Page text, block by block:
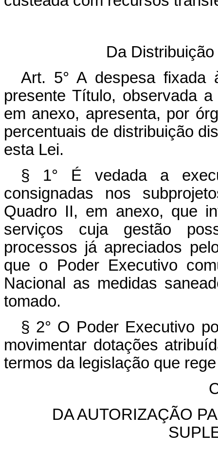
Da
Art. 5° A despesa fixada
presente Título, observada
em anexo, apresenta, por
percentuais de distribuição
esta Lei.
§ 1° É vedada a
consignadas nos
Quadro II, em anexo, que
serviços cuja gestão
processos já apreciados
que o Poder Executivo
Nacional as medidas
tomado.
§ 2° O Poder Executivo
movimentar dotações
termos da legislação que
DA AUTORIZAÇÃO